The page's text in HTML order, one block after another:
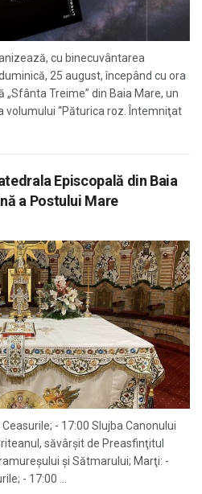
cu binecuvântarea
25 august, începând cu ora
„Sfânta Treime” din Baia Mare, un
volumului “Păturica roz. Întemniţat
Episcopală din Baia
a Postului Mare
Ceasurile; - 17:00 Slujba Canonului
săvârşit de Preasfinţitul
și Sătmarului; Marţi: -
- 17:00 ...